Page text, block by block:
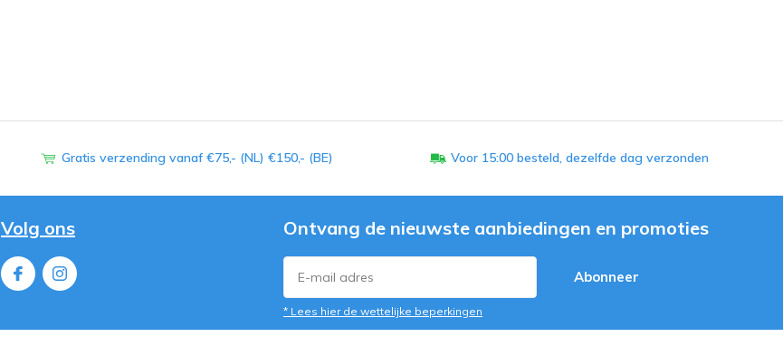
Gratis verzending vanaf €75,- (NL) €150,- (BE) Voor 15:00 besteld, dezelfde dag verzonden
Volg ons Ontvang de nieuwste aanbiedingen en promoties
Abonneer
* Lees hier de wettelijke beperkingen